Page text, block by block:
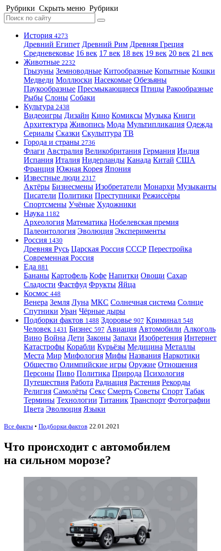
Рубрики Скрыть меню Рубрики
История 4273
Древний Египет Древний Рим Древняя Греция
Средневековье 16 век 17 век 18 век 19 век 20 век 21 век
Животные 2232
Грызуны Земноводные Китообразные Копытные Кошки
Медведи Моллюски Насекомые Обезьяны
Паукообразные Пресмыкающиеся Птицы Ракообразные
Рыбы Слоны Собаки
Культура 2438
Видеоигры Дизайн Кино Комиксы Музыка Книги
Архитектура Живопись Мода Мультипликация Одежда
Сериалы Сказки Скульптура ТВ
Города и страны 2736
Флаги Австралия Великобритания Германия Индия
Испания Италия Нидерланды Канада Китай США
Франция Южная Корея Япония
Известные люди 2317
Актёры Бизнесмены Изобретатели Монархи Музыканты
Писатели Политики Преступники Режиссёры
Спортсмены Учёные Художники
Наука 1182
Археология Математика Нобелевская премия
Палеонтология Эволюция Эксперименты
Россия 1430
Древняя Русь Царская Россия СССР Перестройка
Современная Россия
Еда 881
Бананы Картофель Кофе Напитки Овощи Сахар
Сладости Фастфуд Фрукты Яйца
Космос 448
Венера Земля Луна МКС Солнечная система Солнце
Спутники Уран Чёрные дыры
Подборки фактов 1488 Здоровье 907 Криминал 548
Человек 1431 Бизнес 597 Авиация Автомобили Алкоголь
Вино Война Дети Законы Запахи Изобретения Интернет
Катастрофы Корабли Курьёзы Медицина Металлы
Места Мир Мифология Мифы Названия Наркотики
Общество Олимпийские игры Оружие Отношения
Персоны Пиво Политика Природа Психология
Путешествия Работа Радиация Растения Рекорды
Религия Самолёты Секс Смерть Советы Спорт Табак
Термины Технологии Титаник Транспорт Фотографии
Цвета Эволюция Языки
Все факты • Подборки фактов 22.01.2021
Что происходит с автомобилем
на сильном морозе?